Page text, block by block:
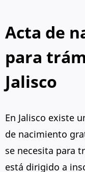
Acta de
para
Jalisco
En Jalisco existe
de nacimiento
se necesita para
está dirigido a